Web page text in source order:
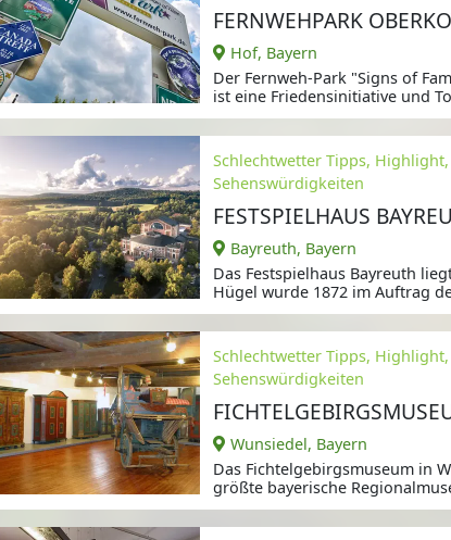
FERNWEHPARK
Hof, Bayern
Der Fernweh-Park "Signs of
ist eine Friedensinitiative und
Schlechtwetter Tipps, Highlight,
Sehenswürdigkeiten
FESTSPIELHAUS
Bayreuth, Bayern
Das Festspielhaus Bayreuth
Hügel wurde 1872 im Auftrag
Richard
Schlechtwetter Tipps, Highlight,
Sehenswürdigkeiten
Wunsiedel, Bayern
Das Fichtelgebirgsmuseum in
größte bayerische